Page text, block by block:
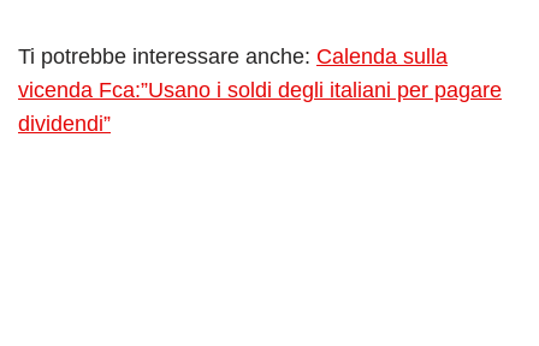
Ti potrebbe interessare anche: Calenda sulla
vicenda Fca:”Usano i soldi degli italiani per pagare
dividendi”